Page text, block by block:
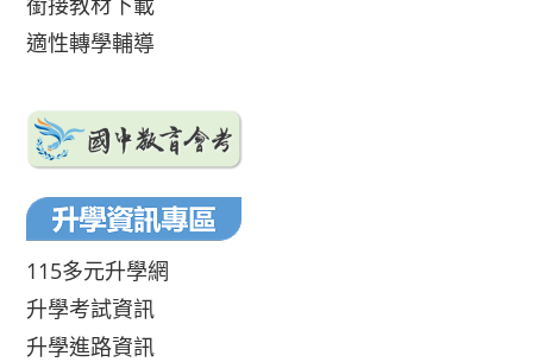
適性轉學輔導
115多元升學網
升學考試資訊
升學進路資訊